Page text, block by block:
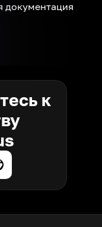
документация
к